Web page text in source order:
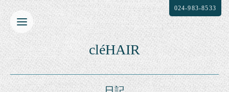
cléHAIR
024-983-8533